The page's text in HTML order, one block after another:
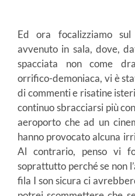
Ed ora focalizziamo
avvenuto in sala, dove,
spacciata non come
orrifico-demoniaca, vi è
di commenti e risatine
continuo sbracciarsi più
aeroporto che ad un
hanno provocato alcuna
Al contrario, penso vi
soprattutto perché se non
fila I son sicura ci